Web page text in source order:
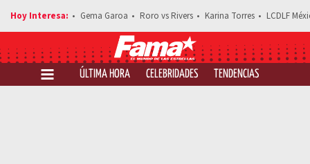
Gema Garoa Roro vs Rivers Karina Torres LCDLF
ÚLTIMA HORA CELEBRIDADES TENDENCIAS